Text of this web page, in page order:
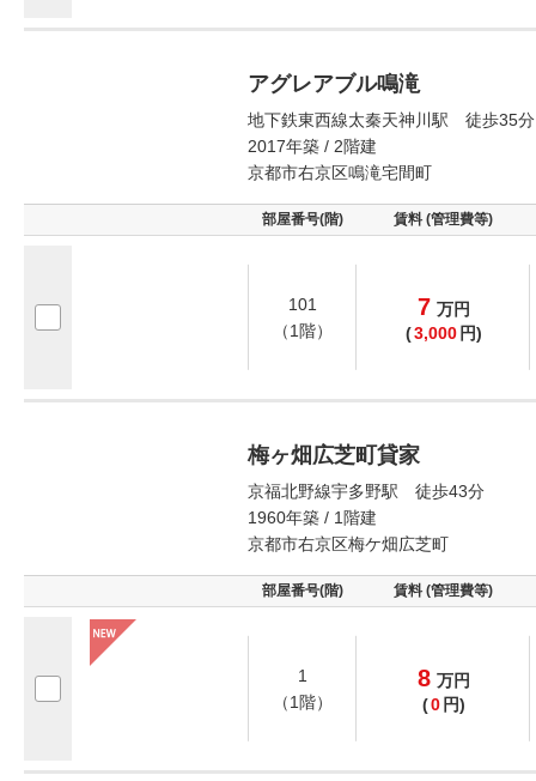
アグレアブル鳴滝
地下鉄東西線太秦天神川駅 徒歩35分
2017年築 / 2階建
京都市右京区鳴滝宅間町
部屋番号(階) 賃料 (管理費等)
101
（1階）
7 万円
(3,000 円)
梅ヶ畑広芝町貸家
京福北野線宇多野駅 徒歩43分
1960年築 / 1階建
京都市右京区梅ケ畑広芝町
部屋番号(階) 賃料 (管理費等)
1
（1階）
8 万円
(0 円)